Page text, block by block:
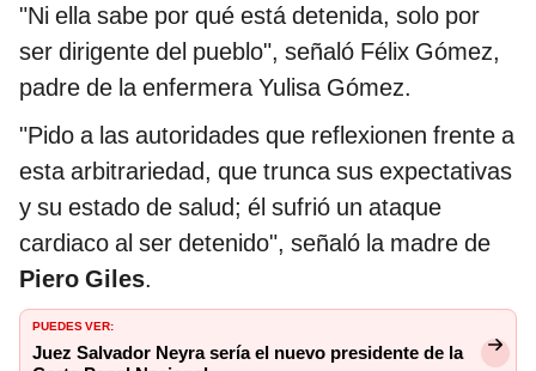
"Ni ella sabe por qué está detenida, solo por
ser dirigente del pueblo", señaló Félix Gómez,
padre de la enfermera Yulisa Gómez.
"Pido a las autoridades que reflexionen frente a
esta arbitrariedad, que trunca sus expectativas
y su estado de salud; él sufrió un ataque
cardiaco al ser detenido", señaló la madre de
Piero Giles.
PUEDES VER:
Juez Salvador Neyra sería el nuevo presidente de la